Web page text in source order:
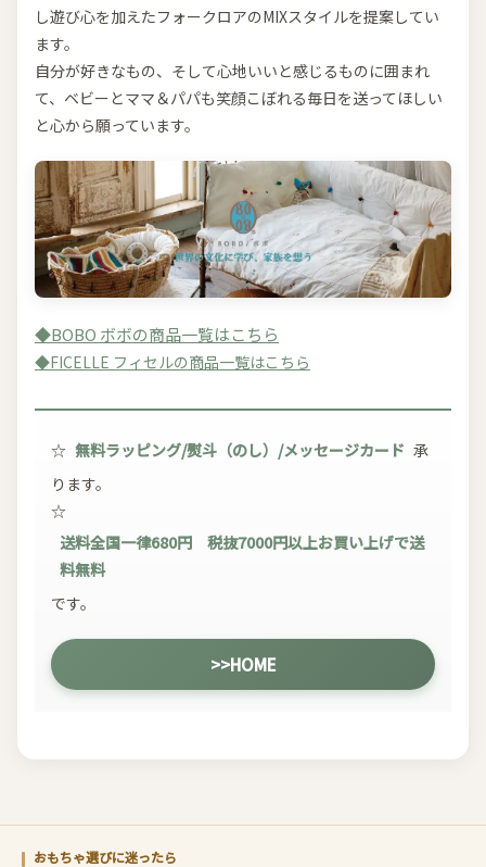
し遊び心を加えたフォークロアのMIXスタイルを提案してい
ます。
自分が好きなもの、そして心地いいと感じるものに囲まれ
て、ベビーとママ＆パパも笑顔こぼれる毎日を送ってほしい
と心から願っています。
◆BOBO ボボの商品一覧はこちら
◆FICELLE フィセルの商品一覧はこちら
☆ 無料ラッピング/熨斗（のし）/メッセージカード 承
ります。
☆
送料全国一律680円 税抜7000円以上お買い上げで送
料無料
です。
>>HOME
おもちゃ選びに迷ったら